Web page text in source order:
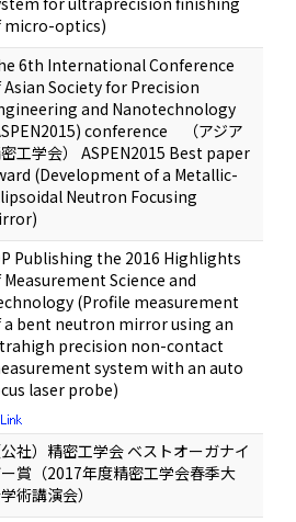
micro-optics)
6th International Conference
Asian Society for Precision
and Nanotechnology
conference （アジア
工学会） ASPEN2015 Best paper
(Development of a Metallic-
Neutron Focusing
Publishing the 2016 Highlights
Science and
(Profile measurement
a bent neutron mirror using an
precision non-contact
system with an auto
laser probe)
公社）精密工学会 ベストオーガナイ
賞（2017年度精密工学会春季大
術講演会）